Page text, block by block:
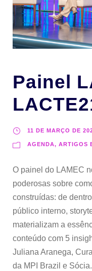
Painel
11 DE MARÇO DE
AGENDA, ARTIGOS
O painel do LAMEC
poderosas sobre
construídas: de
público interno,
materializam a
conteúdo com 5
Juliana Aranega,
da MPI Brazil e